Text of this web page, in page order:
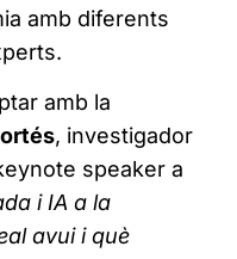
amb diferents
amb la
, investigador
speaker a
i IA a la
avui i què